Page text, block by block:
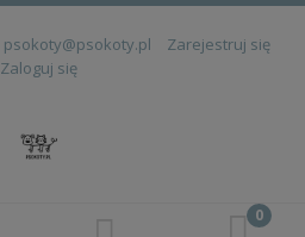
psokoty@psokoty.pl
Zarejestruj się
Zaloguj się